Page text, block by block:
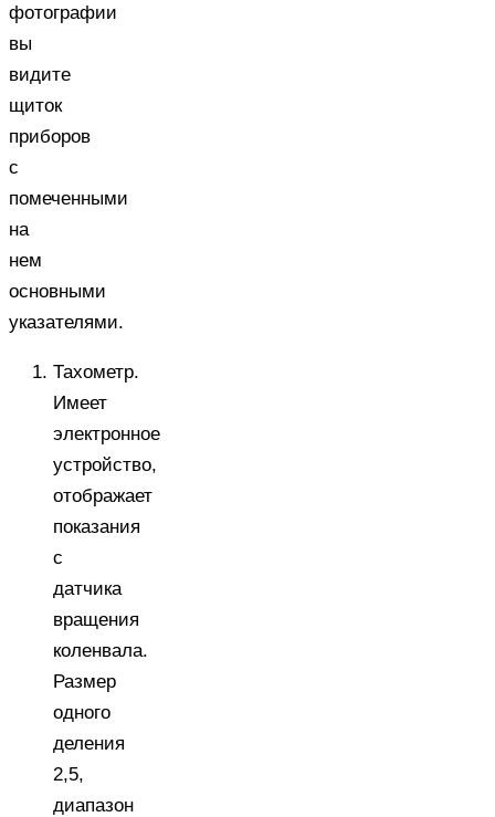
фотографии
вы
видите
щиток
приборов
с
помеченными
на
нем
основными
указателями.
Тахометр.
Имеет
электронное
устройство,
отображает
показания
с
датчика
вращения
коленвала.
Размер
одного
деления
2,5,
диапазон